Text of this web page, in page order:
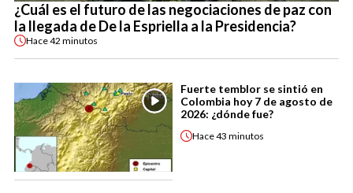
¿Cuál es el futuro de las negociaciones de paz con
la llegada de De la Espriella a la Presidencia?
Hace42 minutos
Fuerte temblor se sintió en
Colombia hoy 7 de agosto de
2026: ¿dónde fue?
Hace43 minutos